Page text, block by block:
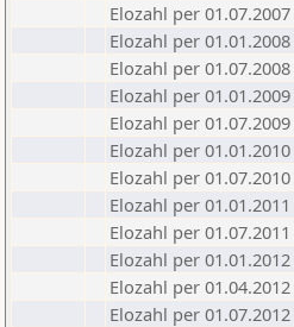
Elozahl per 01.07.2007
Elozahl per 01.01.2008
Elozahl per 01.07.2008
Elozahl per 01.01.2009
Elozahl per 01.07.2009
Elozahl per 01.01.2010
Elozahl per 01.07.2010
Elozahl per 01.01.2011
Elozahl per 01.07.2011
Elozahl per 01.01.2012
Elozahl per 01.04.2012
Elozahl per 01.07.2012